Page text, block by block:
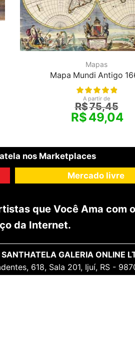
Mapas
Mapa Mundi Antigo
A partir de
R$75,45
R$49,04
nos Marketplaces
Mercado livre
que Você Ama com
da Internet.
SANTHATELA GALERIA ONLINE
618, Sala 201, Ijuí, RS -